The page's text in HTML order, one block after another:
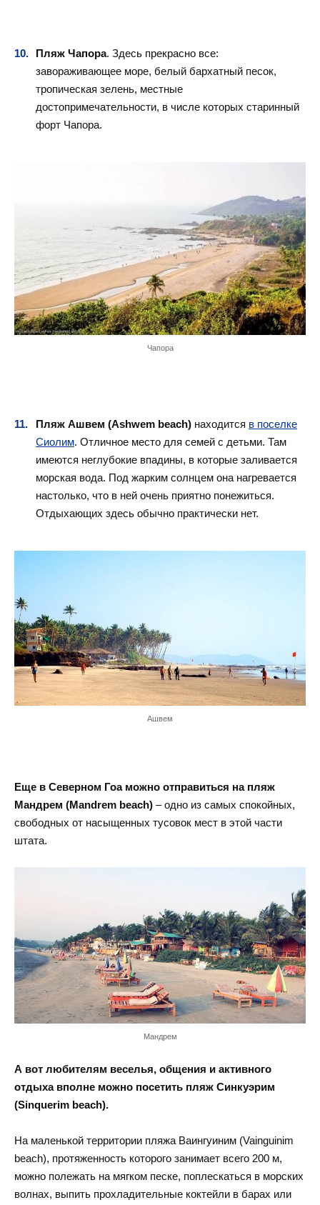
Пляж Чапора. Здесь прекрасно все:
завораживающее море, белый бархатный песок,
тропическая зелень, местные
достопримечательности, в числе которых старинный
форт Чапора.
Чапора
Пляж Ашвем (Ashwem beach) находится в поселке
Сиолим. Отличное место для семей с детьми. Там
имеются неглубокие впадины, в которые заливается
морская вода. Под жарким солнцем она нагревается
настолько, что в ней очень приятно понежиться.
Отдыхающих здесь обычно практически нет.
Ашвем
Еще в Северном Гоа можно отправиться на пляж
Мандрем (Mandrem beach) – одно из самых спокойных,
свободных от насыщенных тусовок мест в этой части
штата.
Мандрем
А вот любителям веселья, общения и активного
отдыха вполне можно посетить пляж Синкуэрим
(Sinquerim beach).
На маленькой территории пляжа Ваингуиним (Vainguinim
beach), протяженность которого занимает всего 200 м,
можно полежать на мягком песке, поплескаться в морских
волнах, выпить прохладительные коктейли в барах или